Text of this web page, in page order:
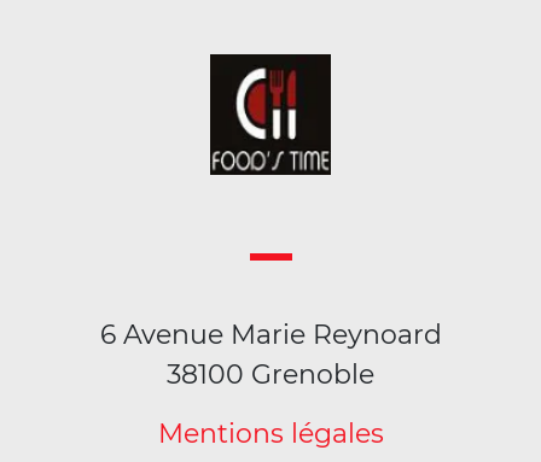
6 Avenue Marie Reynoard
38100 Grenoble
Mentions légales